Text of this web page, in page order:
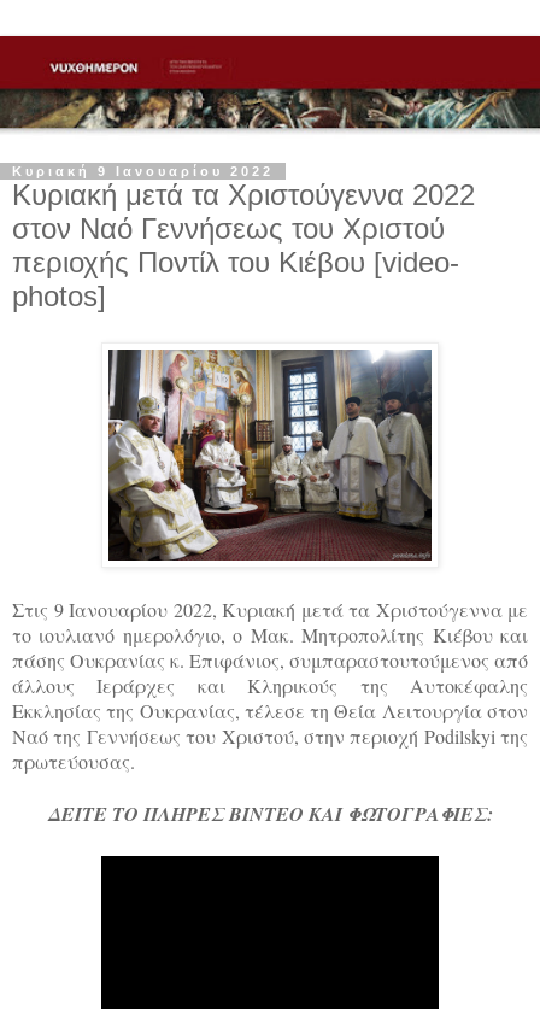
Κυριακή 9 Ιανουαρίου 2022
Κυριακή μετά τα Χριστούγεννα 2022
στον Ναό Γεννήσεως του Χριστού
περιοχής Ποντίλ του Κιέβου [video-
photos]
Στις 9 Ιανουαρίου 2022, Κυριακή μετά τα Χριστούγεννα με
το ιουλιανό ημερολόγιο, ο Μακ. Μητροπολίτης Κιέβου και
πάσης Ουκρανίας κ. Επιφάνιος, συμπαραστουτούμενος από
άλλους Ιεράρχες και Κληρικούς της Αυτοκέφαλης
Εκκλησίας της Ουκρανίας, τέλεσε τη Θεία Λειτουργία στον
Ναό της Γεννήσεως του Χριστού, στην περιοχή Podilskyi της
πρωτεύουσας.
ΔΕΙΤΕ ΤΟ ΠΛΗΡΕΣ ΒΙΝΤΕΟ ΚΑΙ ΦΩΤΟΓΡΑΦΙΕΣ: